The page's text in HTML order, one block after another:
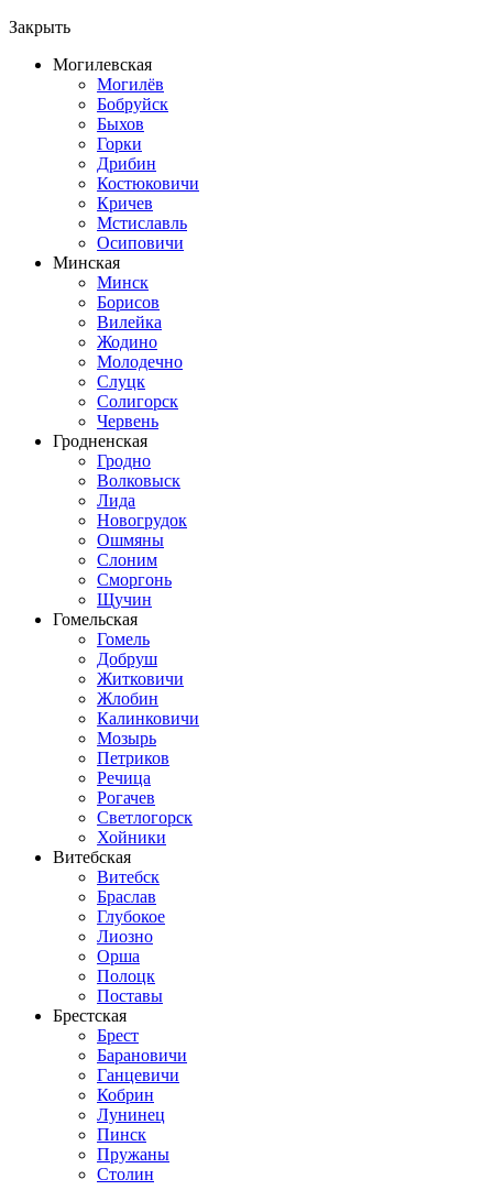
Закрыть
Могилевская
Могилёв
Бобруйск
Быхов
Горки
Дрибин
Костюковичи
Кричев
Мстиславль
Осиповичи
Минская
Минск
Борисов
Вилейка
Жодино
Молодечно
Слуцк
Солигорск
Червень
Гродненская
Гродно
Волковыск
Лида
Новогрудок
Ошмяны
Слоним
Сморгонь
Щучин
Гомельская
Гомель
Добруш
Житковичи
Жлобин
Калинковичи
Мозырь
Петриков
Речица
Рогачев
Светлогорск
Хойники
Витебская
Витебск
Браслав
Глубокое
Лиозно
Орша
Полоцк
Поставы
Брестская
Брест
Барановичи
Ганцевичи
Кобрин
Лунинец
Пинск
Пружаны
Столин